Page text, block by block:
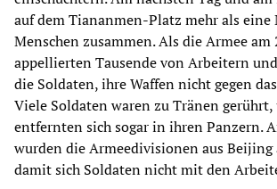
auf dem Tiananmen-Platz mehr als
Menschen zusammen. Als die Armee am
appellierten Tausende von Arbeitern
die Soldaten, ihre Waffen nicht gegen
Viele Soldaten waren zu Tränen
entfernten sich sogar in ihren Panzern.
wurden die Armeedivisionen aus Beijing
damit sich Soldaten nicht mit den